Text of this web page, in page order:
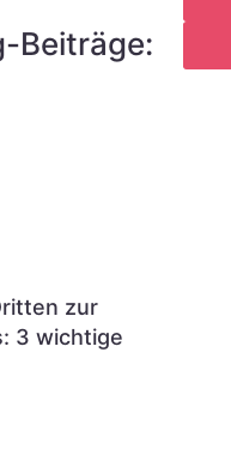
Beiträge:
zur
3 wichtige